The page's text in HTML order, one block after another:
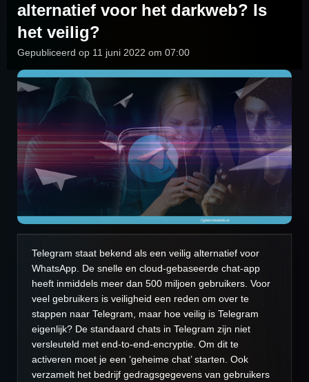
alternatief voor het darkweb? Is
het veilig?
Gepubliceerd op 11 juni 2022 om 07:00
Telegram staat bekend als een veilig alternatief voor
WhatsApp. De snelle en cloud-gebaseerde chat-app
heeft inmiddels meer dan 500 miljoen gebruikers. Voor
veel gebruikers is veiligheid een reden om over te
stappen naar Telegram, maar hoe veilig is Telegram
eigenlijk? De standaard chats in Telegram zijn niet
versleuteld met end-to-end-encryptie. Om dit te
activeren moet je een ‘geheime chat’ starten. Ook
verzamelt het bedrijf gedragsgegevens van gebruikers